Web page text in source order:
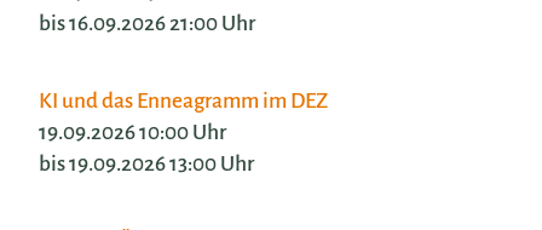
bis 16.09.2026 21:00 Uhr
KI und das Enneagramm im DEZ
19.09.2026 10:00 Uhr
bis 19.09.2026 13:00 Uhr